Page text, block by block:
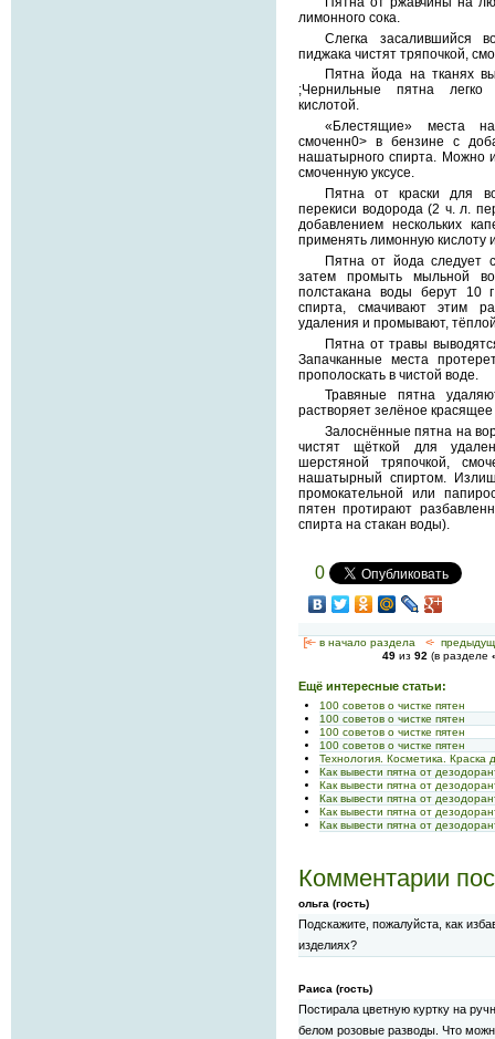
лимонного сока.
Слегка засалившийся
пиджака чистят тряпочкой,
Пятна йода на тканях
;Чернильные пятна легко
кислотой.
«Блестящие» места
смоченн0> в бензине с
нашатырного спирта. Можно
смоченную уксусе.
Пятна от краски для
перекиси водорода (2 ч. л.
добавлением нескольких
применять лимонную кислоту
Пятна от йода следует
затем промыть мыльной
полстакана воды берут 10
спирта, смачивают этим
удаления и промывают,
Пятна от травы
Запачканные места
прополоскать в чистой воде.
Травяные пятна
растворяет зелёное
Залоснённые пятна на
чистят щёткой для
шерстяной тряпочкой,
нашатырный спиртом.
промокательной или
пятен протирают
спирта на стакан воды).
0
[<— в начало раздела <-
49из 92 (в разделе
Ещё интересные статьи:
100 советов о чистке пятен
100 советов о чистке пятен
100 советов о чистке пятен
100 советов о чистке пятен
Технология. Косметика. Краска
Как вывести пятна от
Как вывести пятна от
Как вывести пятна от
Как вывести пятна от
Как вывести пятна от
Комментарии
ольга (гость)
Подскажите, пожалуйста, как
изделиях?
Раиса (гость)
Постирала цветную куртку на
белом розовые разводы. Что